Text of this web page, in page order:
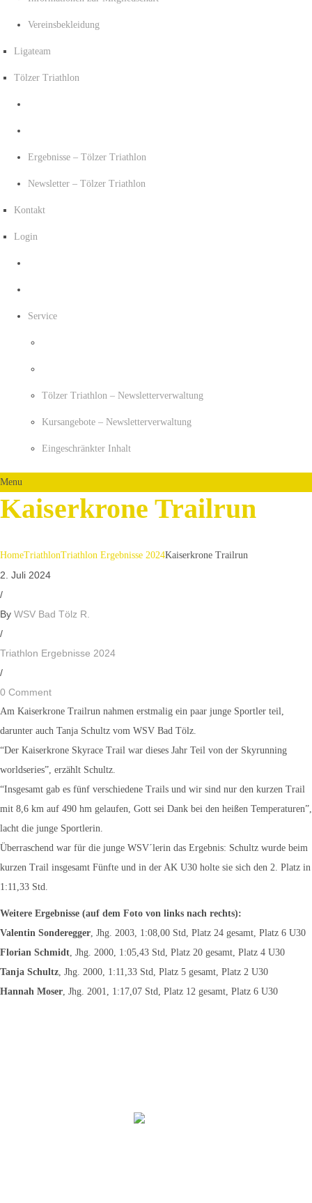
Vereinsbekleidung
Ligateam
Tölzer Triathlon
Ergebnisse – Tölzer Triathlon
Newsletter – Tölzer Triathlon
Kontakt
Login
Service
Tölzer Triathlon – Newsletterverwaltung
Kursangebote – Newsletterverwaltung
Eingeschränkter Inhalt
Menu
Kaiserkrone Trailrun
HomeTriathlonTriathlon Ergebnisse 2024Kaiserkrone Trailrun
2. Juli 2024
/
By WSV Bad Tölz R.
/
Triathlon Ergebnisse 2024
/
0 Comment
Am Kaiserkrone Trailrun nahmen erstmalig ein paar junge Sportler teil,
darunter auch Tanja Schultz vom WSV Bad Tölz.
“Der Kaiserkrone Skyrace Trail war dieses Jahr Teil von der Skyrunning
worldseries”, erzählt Schultz.
“Insgesamt gab es fünf verschiedene Trails und wir sind nur den kurzen Trail
mit 8,6 km auf 490 hm gelaufen, Gott sei Dank bei den heißen Temperaturen”,
lacht die junge Sportlerin.
Überraschend war für die junge WSV´lerin das Ergebnis: Schultz wurde beim
kurzen Trail insgesamt Fünfte und in der AK U30 holte sie sich den 2. Platz in
1:11,33 Std.
Weitere Ergebnisse (auf dem Foto von links nach rechts):
Valentin Sonderegger, Jhg. 2003, 1:08,00 Std, Platz 24 gesamt, Platz 6 U30
Florian Schmidt, Jhg. 2000, 1:05,43 Std, Platz 20 gesamt, Platz 4 U30
Tanja Schultz, Jhg. 2000, 1:11,33 Std, Platz 5 gesamt, Platz 2 U30
Hannah Moser, Jhg. 2001, 1:17,07 Std, Platz 12 gesamt, Platz 6 U30